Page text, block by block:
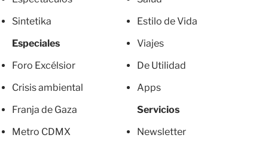
Sintetika
Especiales
Foro Excélsior
Crisis ambiental
Franja de Gaza
Metro CDMX
Estilo de Vida
Viajes
De Utilidad
Apps
Servicios
Newsletter